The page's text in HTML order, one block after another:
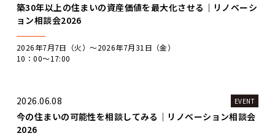
築30年以上の住まいの資産価値を最大化させる｜リノベーシ
ョン相談会2026
2026年7月7日（火）〜2026年7月31日（金）
10：00～17:00
2026.06.08 EVENT
今の住まいの可能性を相談してみる｜リノベーション相談会
2026